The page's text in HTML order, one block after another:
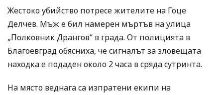
Жестоко убийство потресе жителите на Гоце
Делчев. Мъж е бил намерен мъртъв на улица
„Полковник Дрангов“ в града. От полицията в
Благоевград обясниха, че сигналът за зловещата
находка е подаден около 2 часа в сряда сутринта.
На място веднага са изпратени екипи на